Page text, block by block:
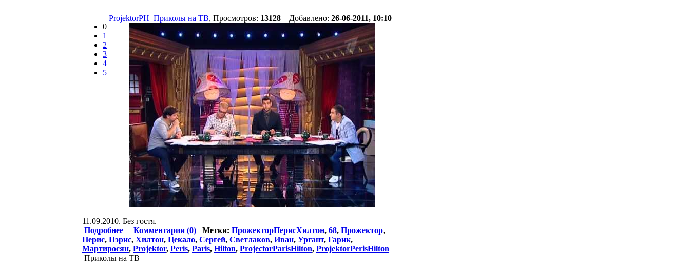
0
1
2
3
4
5
ProjektorPH Приколы на ТВ, Просмотров: 13128 Добавлено: 26-06-2011, 10:10
11.09.2010. Без гостя.
Подробнее
Комментарии (0) Метки: ПрожекторПерисХилтон, 68, Прожектор,
Перис, Пэрис, Хилтон, Цекало, Сергей, Светлаков, Иван, Ургант, Гарик,
Мартиросян, Projektor, Peris, Paris, Hilton, ProjectorParisHilton, ProjektorPerisHilton
Приколы на ТВ